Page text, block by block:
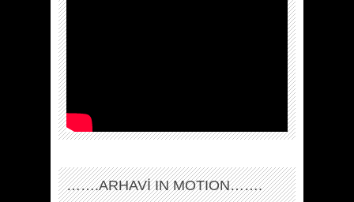
…….ARHAVI IN MOTION…….